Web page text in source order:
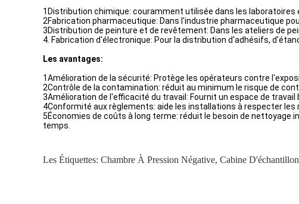
1Distribution chimique: couramment utilisée dans les
2Fabrication pharmaceutique: Dans l'industrie pharmaceutique
3Distribution de peinture et de revêtement: Dans les ateliers de
4. Fabrication d'électronique: Pour la distribution d'adhésifs,
Les avantages:
1Amélioration de la sécurité: Protège les opérateurs contre
2Contrôle de la contamination: réduit au minimum le risque de
3Amélioration de l'efficacité du travail: Fournit un espace de
4Conformité aux règlements: aide les installations à respecter
5Économies de coûts à long terme: réduit le besoin de
temps.
Les Étiquettes: Chambre À Pression Négative, Cabine